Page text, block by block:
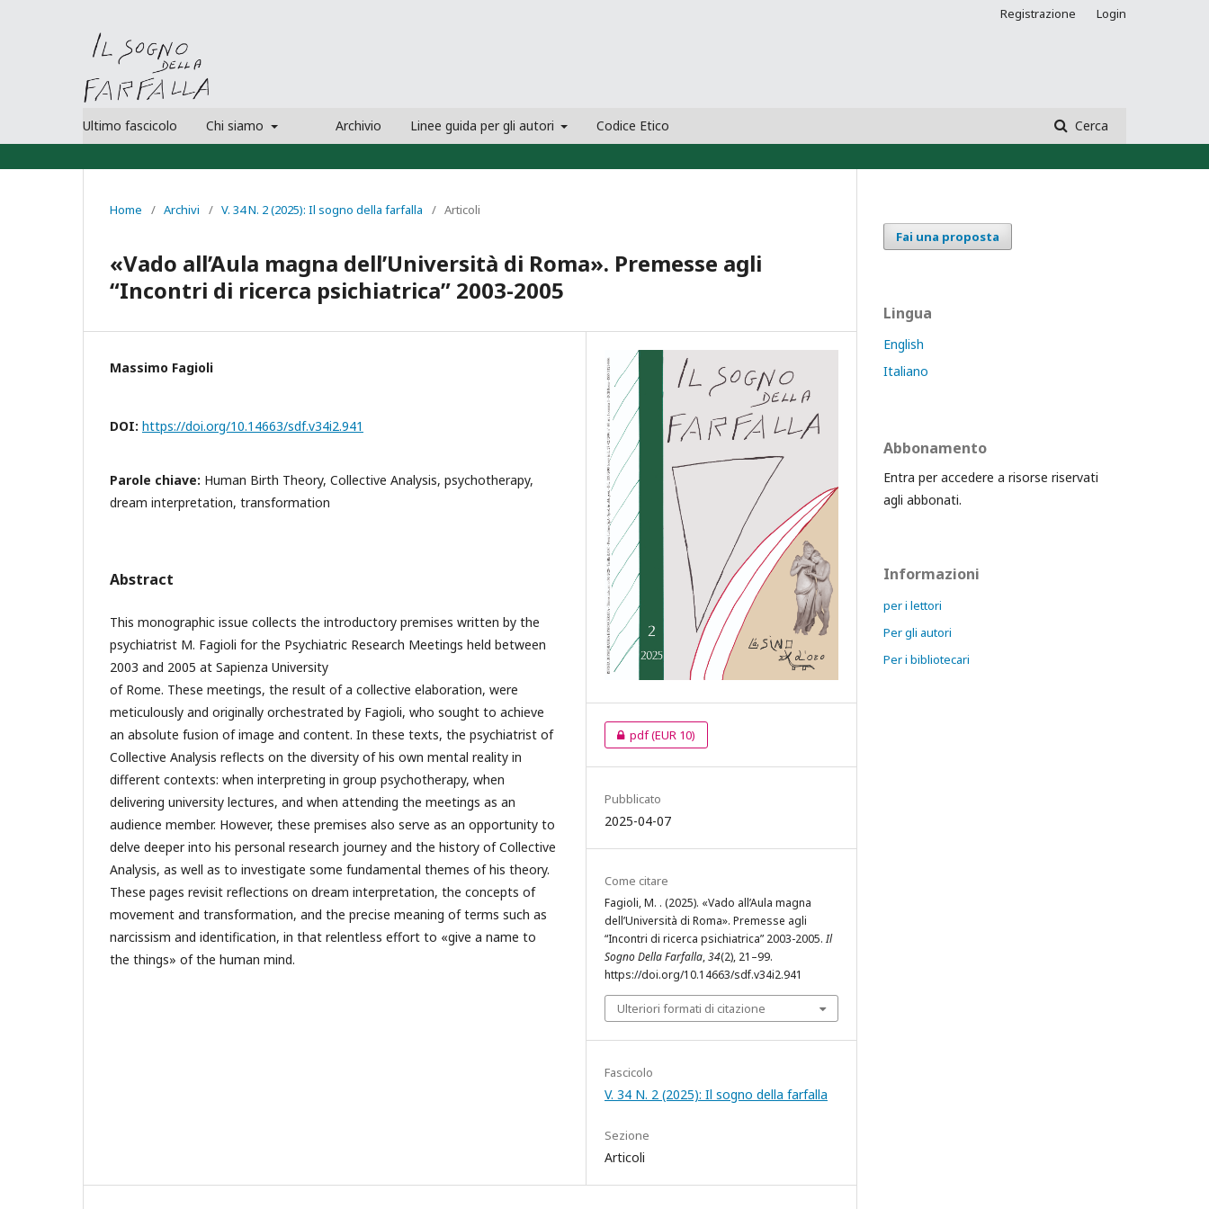
Ultimo fascicolo Chi siamo Archivio Linee guida per gli autori Codice Etico Cerca
Registrazione Login
Home / Archivi / V. 34 N. 2 (2025): Il sogno della farfalla / Articoli
«Vado all’Aula magna dell’Università di Roma». Premesse agli
“Incontri di ricerca psichiatrica” 2003-2005
Massimo Fagioli
DOI: https://doi.org/10.14663/sdf.v34i2.941
Parole chiave: Human Birth Theory, Collective Analysis, psychotherapy,
dream interpretation, transformation
Abstract
This monographic issue collects the introductory premises written by the
psychiatrist M. Fagioli for the Psychiatric Research Meetings held between
2003 and 2005 at Sapienza University
of Rome. These meetings, the result of a collective elaboration, were
meticulously and originally orchestrated by Fagioli, who sought to achieve
an absolute fusion of image and content. In these texts, the psychiatrist of
Collective Analysis reflects on the diversity of his own mental reality in
different contexts: when interpreting in group psychotherapy, when
delivering university lectures, and when attending the meetings as an
audience member. However, these premises also serve as an opportunity to
delve deeper into his personal research journey and the history of Collective
Analysis, as well as to investigate some fundamental themes of his theory.
These pages revisit reflections on dream interpretation, the concepts of
movement and transformation, and the precise meaning of terms such as
narcissism and identification, in that relentless effort to «give a name to
the things» of the human mind.
pdf(EUR 10)
Pubblicato
2025-04-07
Come citare
Fagioli, M. . (2025). «Vado all’Aula magna
dell’Università di Roma». Premesse agli
“Incontri di ricerca psichiatrica” 2003-2005.Il
Sogno Della Farfalla,34(2), 21–99.
https://doi.org/10.14663/sdf.v34i2.941
Ulteriori formati di citazione
Fascicolo
V. 34 N. 2 (2025): Il sogno della farfalla
Sezione
Articoli
Fai una proposta
Lingua
English
Italiano
Abbonamento
Entra per accedere a risorse riservati
agli abbonati.
Informazioni
per i lettori
Per gli autori
Per i bibliotecari